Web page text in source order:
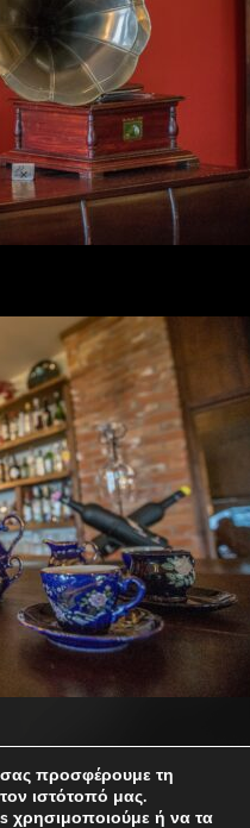
προσφέρουμε τη
ιστότοπό μας.
χρησιμοποιούμε ή να τα